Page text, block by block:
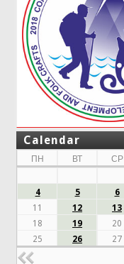
Calendar
ПН ВТ СР
4
5 6
11
12 13
18
19 20
25
26 27